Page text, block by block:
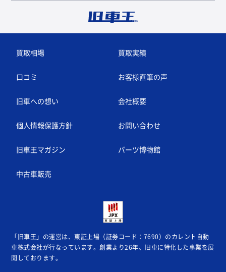
買取相場 買取実績
口コミ お客様直筆の声
旧車への想い 会社概要
個人情報保護方針 お問い合わせ
旧車王マガジン パーツ博物館
中古車販売
「旧車王」の運営は、東証上場（証券コード：7690）のカレント自動
車株式会社が行なっています。創業より26年、旧車に特化した事業を展
開しております。